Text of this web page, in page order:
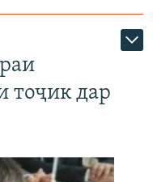
тоҷик дар